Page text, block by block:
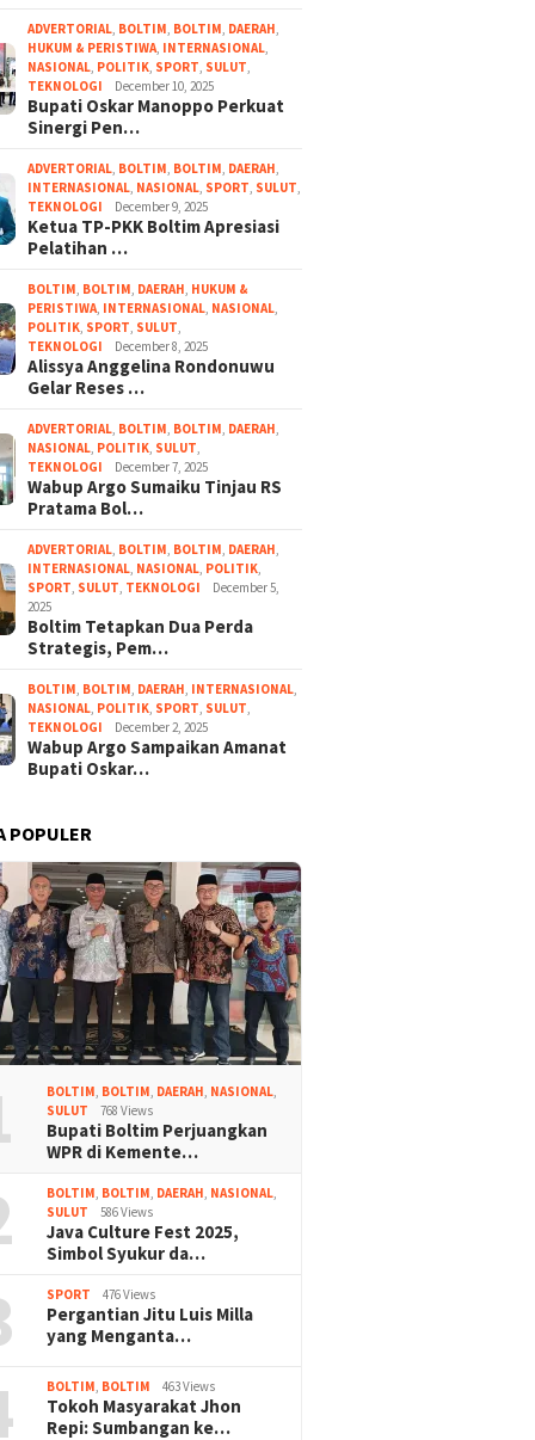
ADVERTORIAL, BOLTIM, BOLTIM, DAERAH,
HUKUM & PERISTIWA, INTERNASIONAL,
NASIONAL, POLITIK, SPORT, SULUT,
TEKNOLOGI
December 10, 2025
Bupati Oskar Manoppo Perkuat
Sinergi Pen…
ADVERTORIAL, BOLTIM, BOLTIM, DAERAH,
INTERNASIONAL, NASIONAL, SPORT, SULUT,
TEKNOLOGI
December 9, 2025
Ketua TP-PKK Boltim Apresiasi
Pelatihan …
BOLTIM, BOLTIM, DAERAH, HUKUM &
PERISTIWA, INTERNASIONAL, NASIONAL,
POLITIK, SPORT, SULUT,
TEKNOLOGI
December 8, 2025
Alissya Anggelina Rondonuwu
Gelar Reses …
ADVERTORIAL, BOLTIM, BOLTIM, DAERAH,
NASIONAL, POLITIK, SULUT,
TEKNOLOGI
December 7, 2025
Wabup Argo Sumaiku Tinjau RS
Pratama Bol…
ADVERTORIAL, BOLTIM, BOLTIM, DAERAH,
INTERNASIONAL, NASIONAL, POLITIK,
SPORT, SULUT, TEKNOLOGI
December 5,
2025
Boltim Tetapkan Dua Perda
Strategis, Pem…
BOLTIM, BOLTIM, DAERAH, INTERNASIONAL,
NASIONAL, POLITIK, SPORT, SULUT,
TEKNOLOGI
December 2, 2025
Wabup Argo Sampaikan Amanat
Bupati Oskar…
POPULER
BOLTIM BOLTIM DAERAH NASIONAL
SULUT
768 Views
Bupati Boltim Perjuangkan
WPR di Kemente…
BOLTIM BOLTIM DAERAH NASIONAL
SULUT
586 Views
Java Culture Fest 2025,
Simbol Syukur da…
SPORT 476 Views
Pergantian Jitu Luis Milla
yang Menganta…
BOLTIM BOLTIM 463 Views
Tokoh Masyarakat Jhon
Repi: Sumbangan ke…